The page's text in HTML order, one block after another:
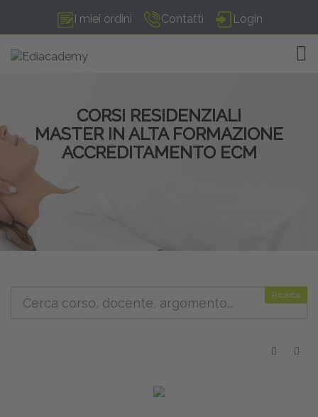
I miei ordini Contatti Login
CORSI RESIDENZIALI
MASTER IN ALTA FORMAZIONE
ACCREDITAMENTO ECM
Ricerca